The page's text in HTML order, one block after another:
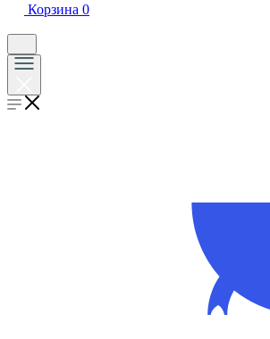
Корзина 0